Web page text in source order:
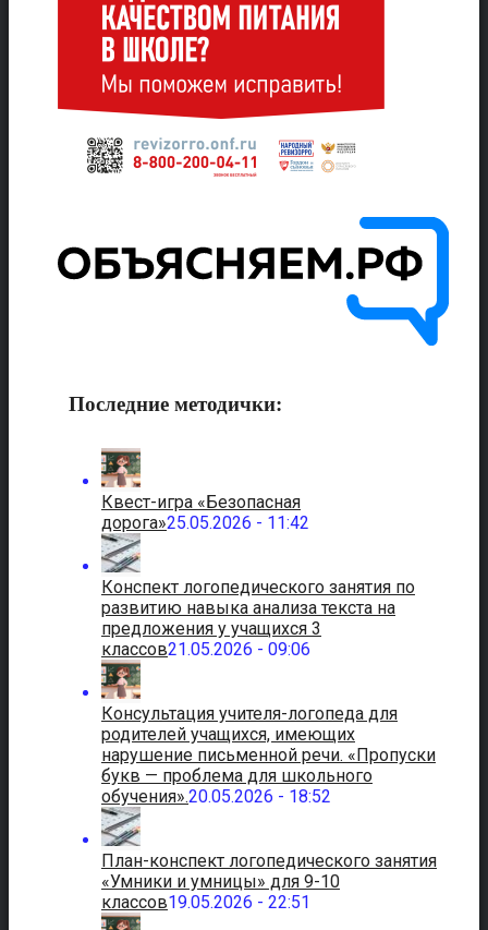
Последние методички:
Квест-игра «Безопасная
дорога»25.05.2026 - 11:42
Конспект логопедического занятия по
развитию навыка анализа текста на
предложения у учащихся 3
классов21.05.2026 - 09:06
Консультация учителя-логопеда для
родителей учащихся, имеющих
нарушение письменной речи. «Пропуски
букв — проблема для школьного
обучения».20.05.2026 - 18:52
План-конспект логопедического занятия
«Умники и умницы» для 9-10
классов19.05.2026 - 22:51